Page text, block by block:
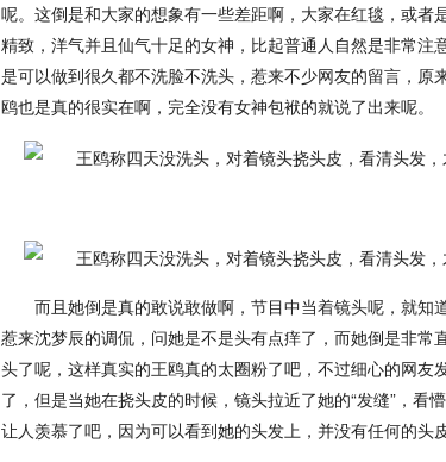
呢。这倒是和大家的想象有一些差距啊，大家在红毯，或者
精致，洋气并且仙气十足的女神，比起普通人自然是非常注
是可以做到很久都不洗脸不洗头，惹来不少网友的留言，原
鸥也是真的很实在啊，完全没有女神包袱的就说了出来呢。
而且她倒是真的敢说敢做啊，节目中当着镜头呢，就知
惹来沈梦辰的调侃，问她是不是头有点痒了，而她倒是非常
头了呢，这样真实的王鸥真的太圈粉了吧，不过细心的网友
了，但是当她在挠头皮的时候，镜头拉近了她的“发缝”，看
让人羡慕了吧，因为可以看到她的头发上，并没有任何的头皮